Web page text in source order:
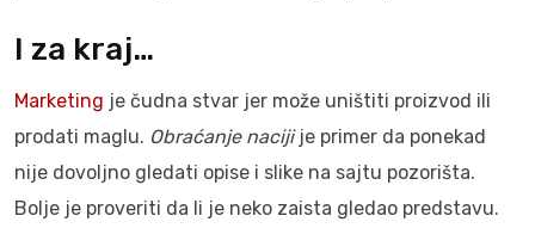
I za kraj…
Marketing je čudna stvar jer može uništiti proizvod ili
prodati maglu. Obraćanje nacijije primer da ponekad
nije dovoljno gledati opise i slike na sajtu pozorišta.
Bolje je proveriti da li je neko zaista gledao predstavu.